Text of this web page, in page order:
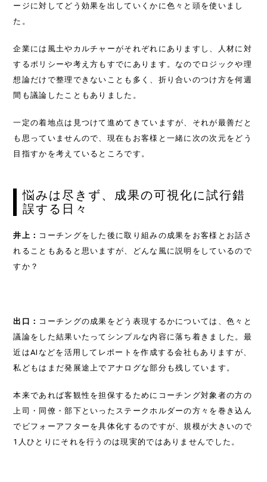
CASE
DOWNLOAD
COLUMN
COMPANY
RECRUIT
ージに対してどう効果を出していくかに色々と頭を使いまし
た。
企業には風土やカルチャーがそれぞれにありますし、人材に対
するポリシーや考え方もすでにあります。なのでロジックや理
想論だけで整理できないことも多く、折り合いのつけ方を何週
間も議論したこともありました。
一定の着地点は見つけて進めてきていますが、それが最善だと
も思っていませんので、現在もお客様と一緒に次の次元をどう
目指すかを考えているところです。
悩みは尽きず、成果の可視化に試行錯
誤する日々
井上： コーチングをした後に取り組みの成果をお客様とお話さ
れることもあると思いますが、どんな風に説明をしているので
すか？
出口： コーチングの成果をどう表現するかについては、色々と
議論をした結果いたってシンプルな内容に落ち着きました。最
近はAIなどを活用してレポートを作成する会社もありますが、
私どもはまだ発展途上でアナログな部分も残しています。
本来であれば客観性を担保するためにコーチング対象者の方の
上司・同僚・部下といったステークホルダーの方々を巻き込ん
でビフォーアフターを具体化するのですが、規模が大きいので
1人ひとりにそれを行うのは現実的ではありませんでした。